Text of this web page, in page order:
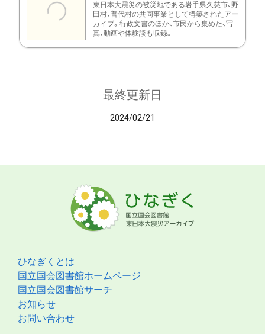
東日本大震災の被災地である岩手県久慈市、野
田村、普代村の共同事業として構築されたアー
カイブ。行政文書のほか、市民から集めた、写
真、動画や体験談も収録。
最終更新日
2024/02/21
ひなぎくとは
国立国会図書館ホームページ
国立国会図書館サーチ
お知らせ
お問い合わせ